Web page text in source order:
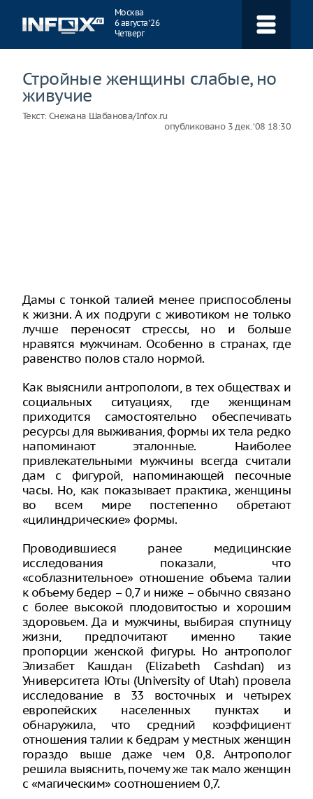
Москва
6 августа ‘26
Четверг
Стройные женщины слабые, но
живучие
Текст: Снежана Шабанова/Infox.ru
опубликовано 3 дек. ‘08 18:30
Дамы с тонкой талией менее приспособлены
к жизни. А их подруги с животиком не только
лучше переносят стрессы, но и больше
нравятся мужчинам. Особенно в странах, где
равенство полов стало нормой.
Как выяснили антропологи, в тех обществах и
социальных ситуациях, где женщинам
приходится самостоятельно обеспечивать
ресурсы для выживания, формы их тела редко
напоминают эталонные. Наиболее
привлекательными мужчины всегда считали
дам с фигурой, напоминающей песочные
часы. Но, как показывает практика, женщины
во всем мире постепенно обретают
«цилиндрические» формы.
Проводившиеся ранее медицинские
исследования показали, что
«соблазнительное» отношение объема талии
к объему бедер – 0,7 и ниже – обычно связано
с более высокой плодовитостью и хорошим
здоровьем. Да и мужчины, выбирая спутницу
жизни, предпочитают именно такие
пропорции женской фигуры. Но антрополог
Элизабет Кашдан (Elizabeth Cashdan) из
Университета Юты (University of Utah) провела
исследование в 33 восточных и четырех
европейских населенных пунктах и
обнаружила, что средний коэффициент
отношения талии к бедрам у местных женщин
гораздо выше даже чем 0,8. Антрополог
решила выяснить, почему же так мало женщин
с «магическим» соотношением 0,7.